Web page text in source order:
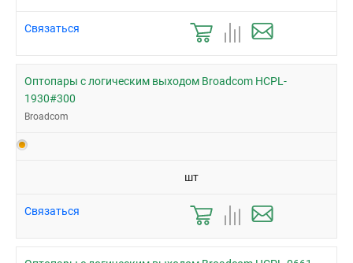
Связаться
Оптопары с логическим выходом Broadcom HCPL-
1930#300
Broadcom
шт
Связаться